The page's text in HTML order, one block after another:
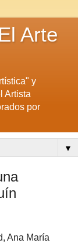
Arte
y
Artista
por
▼
Ana María